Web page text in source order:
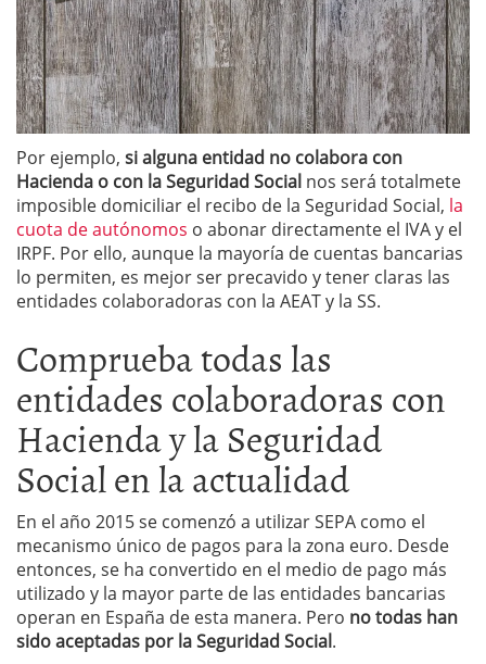
Por ejemplo, si alguna entidad no colabora con
Hacienda o con la Seguridad Social nos será totalmete
imposible domiciliar el recibo de la Seguridad Social, la
cuota de autónomos o abonar directamente el IVA y el
IRPF. Por ello, aunque la mayoría de cuentas bancarias
lo permiten, es mejor ser precavido y tener claras las
entidades colaboradoras con la AEAT y la SS.
Comprueba todas las
entidades colaboradoras con
Hacienda y la Seguridad
Social en la actualidad
En el año 2015 se comenzó a utilizar SEPA como el
mecanismo único de pagos para la zona euro. Desde
entonces, se ha convertido en el medio de pago más
utilizado y la mayor parte de las entidades bancarias
operan en España de esta manera. Pero no todas han
sido aceptadas por la Seguridad Social.